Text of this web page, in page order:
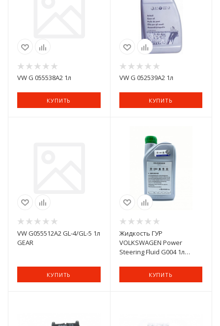
VW G 055538A2 1л
КУПИТЬ
VW G 052539A2 1л
КУПИТЬ
VW G055512A2 GL-4/GL-5 1л
GEAR
КУПИТЬ
Жидкость ГУР
VOLKSWAGEN Power
Steering Fluid G004 1л
КУПИТЬ